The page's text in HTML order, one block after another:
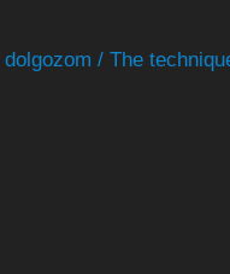
/ The